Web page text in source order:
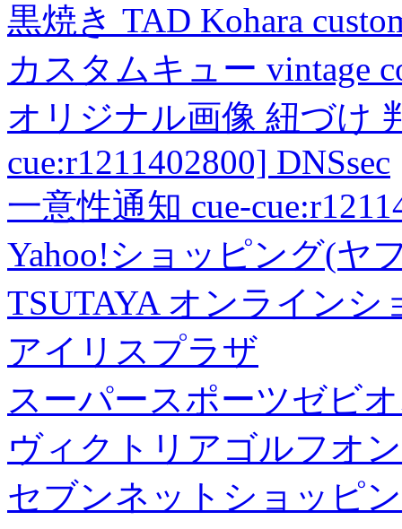
黒焼き TAD Kohara
カスタムキュー vintage
オリジナル画像 紐づけ
cue:r1211402800] DNSsec
一意性通知 cue-
Yahoo!ショッピング(ヤ
TSUTAYA オンラインシ
アイリスプラザ
スーパースポーツゼビ
ヴィクトリアゴルフオ
セブンネットショッピ